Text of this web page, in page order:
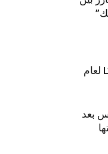
“للمركبات النفعية” في جوائز L’argus لعام
بعد